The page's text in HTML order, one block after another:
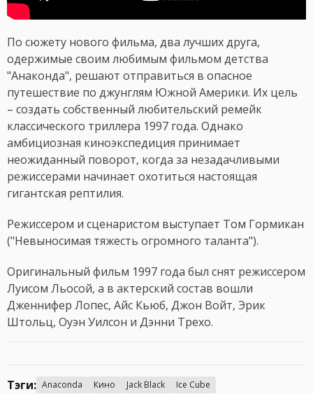
По сюжету нового фильма, два лучших друга,
одержимые своим любимым фильмом детства
"Анаконда", решают отправиться в опасное
путешествие по джунглям Южной Америки. Их цель
– создать собственный любительский ремейк
классического триллера 1997 года. Однако
амбициозная киноэкспедиция принимает
неожиданный поворот, когда за незадачливыми
режиссерами начинает охотиться настоящая
гигантская рептилия.
Режиссером и сценаристом выступает Том Гормикан
("Невыносимая тяжесть огромного таланта").
Оригинальный фильм 1997 года был снят режиссером
Луисом Льосой, а в актерский состав вошли
Дженнифер Лопес, Айс Кьюб, Джон Войт, Эрик
Штольц, Оуэн Уилсон и Дэнни Трехо.
Тэги: Anaconda Кино Jack Black Ice Cube